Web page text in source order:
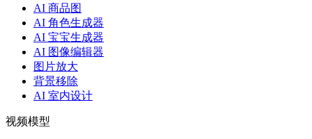
AI 商品图
AI 角色生成器
AI 宝宝生成器
AI 图像编辑器
图片放大
背景移除
AI 室内设计
视频模型